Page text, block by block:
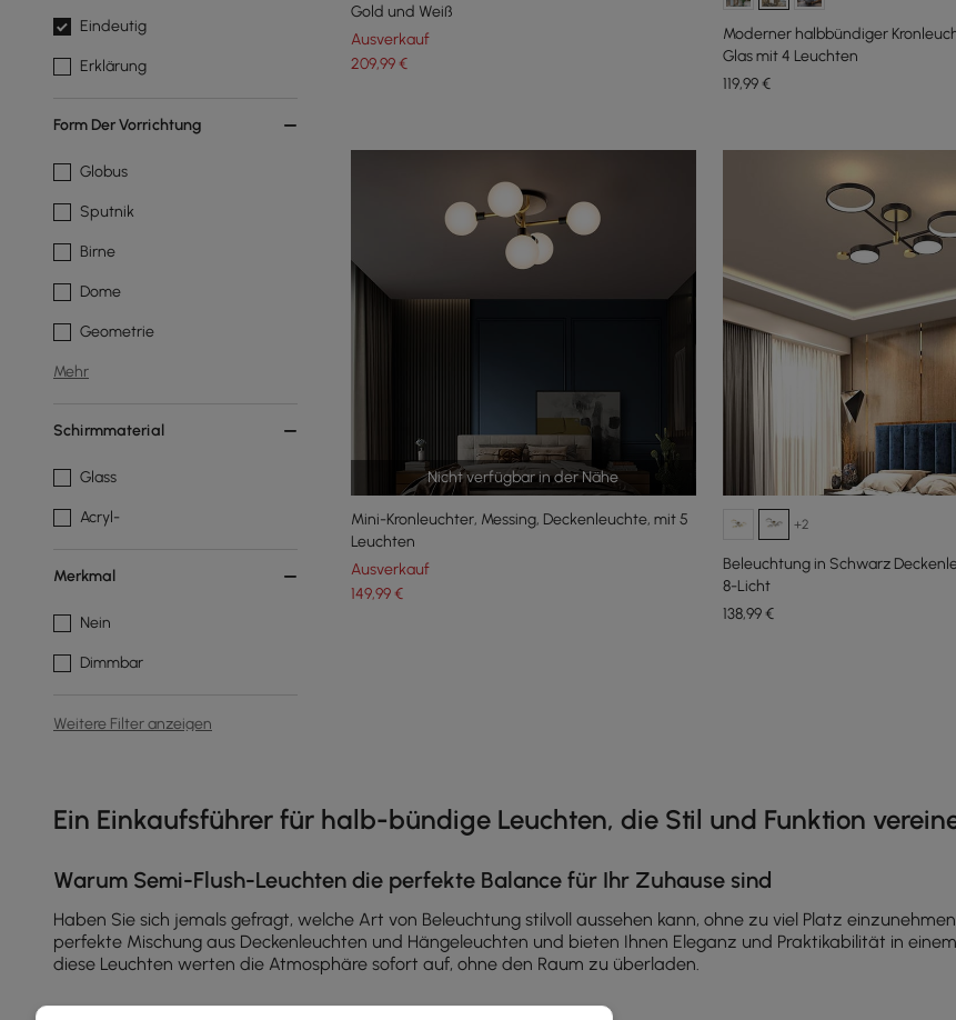
Eindeutig
Erklärung
Form Der Vorrichtung
Globus
Sputnik
Birne
Dome
Geometrie
Mehr
Schirmmaterial
Glass
Acryl-
Merkmal
Nein
Dimmbar
Weitere Filter anzeigen
Gold und Weiß
Ausverkauf
209,99€
Moderner halbbündiger
Glas mit 4 Leuchten
119,99€
Nicht verfügbar in der Nähe
Mini-Kronleuchter, Messing, Deckenleuchte, mit 5
Leuchten
Ausverkauf
149,99€
+2
Beleuchtung in Schwarz
8-Licht
138,99€
Products in the current category have been updated to show the latest 11 items
Ein Einkaufsführer für halb-bündige Leuchten, die Stil und Funktion
Warum Semi-Flush-Leuchten die perfekte Balance für Ihr Zuhause sind
Haben Sie sich jemals gefragt, welche Art von Beleuchtung stilvoll aussehen kann, ohne zu viel Platz
perfekte Mischung aus Deckenleuchten und Hängeleuchten und bieten Ihnen Eleganz und Praktikabilität in
diese Leuchten werten die Atmosphäre sofort auf, ohne den Raum zu überladen.